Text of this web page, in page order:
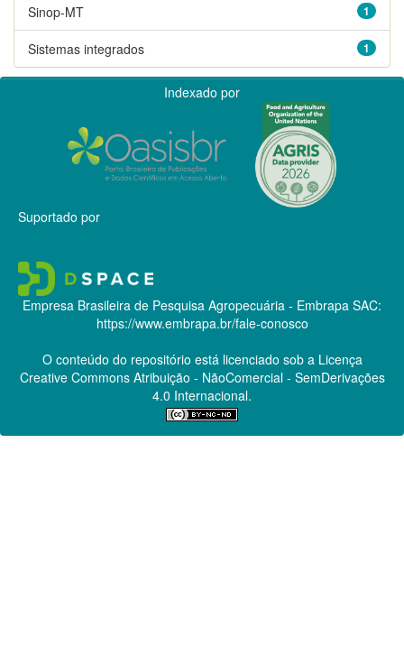
1
Sinop-MT
1
Sistemas integrados
Indexado por
Suportado por
Empresa Brasileira de Pesquisa Agropecuária - Embrapa SAC:
https://www.embrapa.br/fale-conosco
O conteúdo do repositório está licenciado sob a Licença
Creative CommonsAtribuição - NãoComercial - SemDerivações
4.0 Internacional.